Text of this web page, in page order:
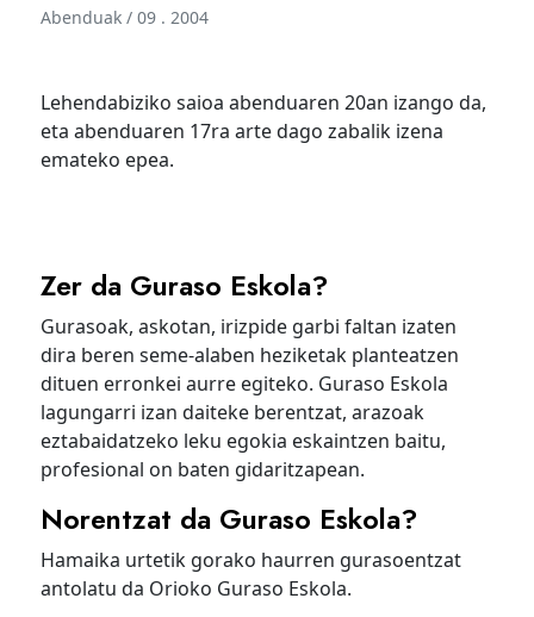
Abenduak / 09 . 2004
Lehendabiziko saioa abenduaren 20an izango da,
eta abenduaren 17ra arte dago zabalik izena
emateko epea.
Zer da Guraso Eskola?
Gurasoak, askotan, irizpide garbi faltan izaten
dira beren seme-alaben heziketak planteatzen
dituen erronkei aurre egiteko. Guraso Eskola
lagungarri izan daiteke berentzat, arazoak
eztabaidatzeko leku egokia eskaintzen baitu,
profesional on baten gidaritzapean.
Norentzat da Guraso Eskola?
Hamaika urtetik gorako haurren gurasoentzat
antolatu da Orioko Guraso Eskola.